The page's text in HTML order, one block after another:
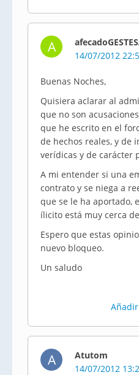
A
14/07/2012
Buenas Noches,
Quisiera aclarar al
que no son
que he escrito en el
de hechos reales, y de
verídicas y de carácter
A mi entender si una
contrato y se niega a
que se le ha aportado,
ílicito está muy cerca
Espero que estas
nuevo bloqueo.
Un saludo
A
Atutom
14/07/2012